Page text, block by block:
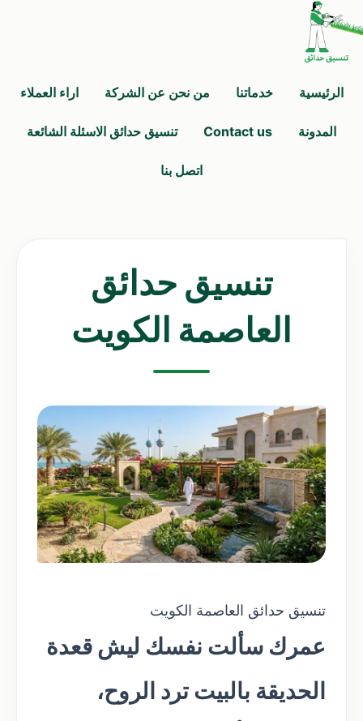
الرئيسية خدماتنا من نحن عن الشركة اراء العملاء
المدونة Contact us تنسيق حدائق الاسئلة الشائعة
اتصل بنا
تنسيق حدائق
العاصمة الكويت
تنسيق حدائق العاصمة الكويت
عمرك سألت نفسك ليش قعدة
الحديقة بالبيت ترد الروح،